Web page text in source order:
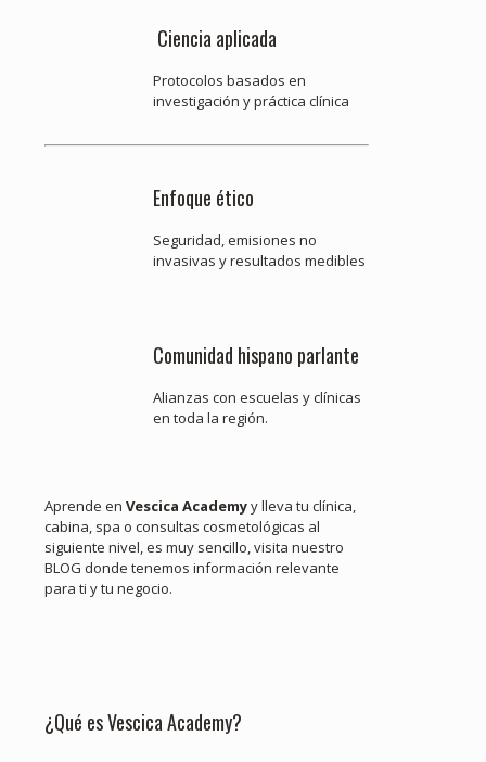
Ciencia aplicada
Protocolos basados en
investigación y práctica clínica
Enfoque ético
Seguridad, emisiones no
invasivas y resultados medibles
Comunidad hispano parlante
Alianzas con escuelas y clínicas
en toda la región.
Aprende en Vescica Academyy lleva tu clínica,
cabina, spa o consultas cosmetológicas al
siguiente nivel, es muy sencillo, visita nuestro
BLOG donde tenemos información relevante
para ti y tu negocio.
¿Qué es Vescica Academy?